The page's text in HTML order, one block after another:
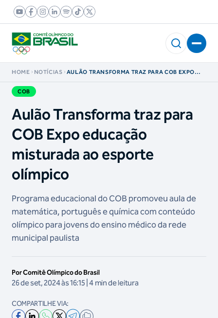
HOME NOTÍCIAS
AULÃO TRANSFORMA TRAZ PARA COB EXPO
COB
Aulão Transforma traz para
COB Expo educação
misturada ao esporte
olímpico
Programa educacional do COB promoveu aula de
matemática, português e química com conteúdo
olímpico para jovens do ensino médico da rede
municipal paulista
Por Comitê Olímpico do Brasil
26 de set, 2024 às 16:15 | 4 min de leitura
COMPARTILHE VIA: